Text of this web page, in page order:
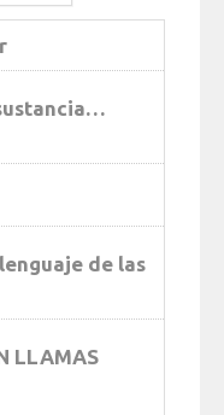
de las
LLAMAS